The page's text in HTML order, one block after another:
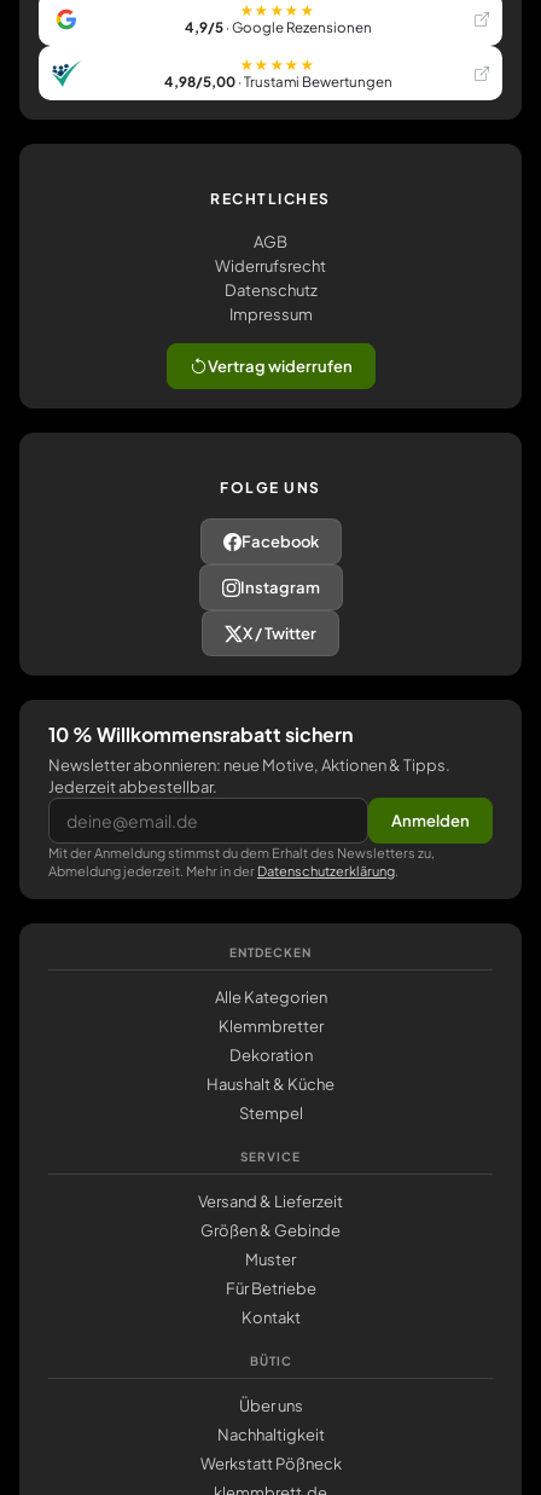
★★★★★
4,9/5· Google Rezensionen
★★★★★
4,98/5,00· Trustami Bewertungen
RECHTLICHES
AGB
Widerrufsrecht
Datenschutz
Impressum
Vertrag widerrufen
FOLGE UNS
Facebook
Instagram
X / Twitter
10 % Willkommensrabatt sichern
Newsletter abonnieren: neue Motive, Aktionen & Tipps.
Jederzeit abbestellbar.
Anmelden
Mit der Anmeldung stimmst du dem Erhalt des Newsletters zu,
Abmeldung jederzeit. Mehr in der Datenschutzerklärung
ENTDECKEN
Alle Kategorien
Klemmbretter
Dekoration
Haushalt & Küche
Stempel
SERVICE
Versand & Lieferzeit
Größen & Gebinde
Muster
Für Betriebe
Kontakt
BÜTIC
Über uns
Nachhaltigkeit
Werkstatt Pößneck